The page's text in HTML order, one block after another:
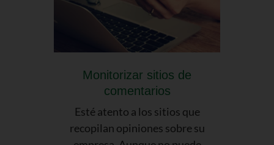
Monitorizar sitios de
comentarios
Esté atento a los sitios que
recopilan opiniones sobre su